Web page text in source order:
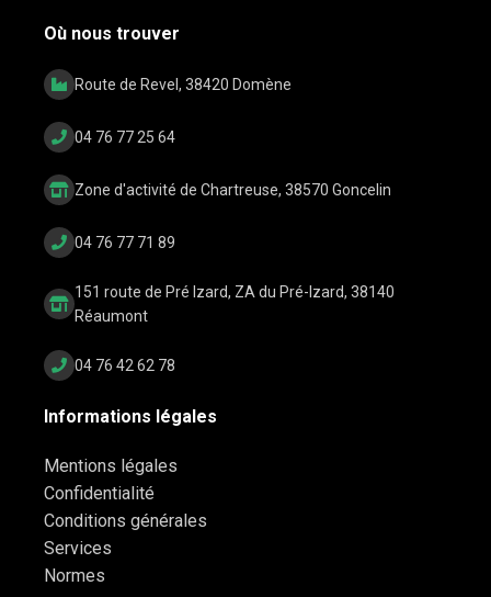
Où nous trouver
Route de Revel, 38420 Domène
04 76 77 25 64
Zone d'activité de Chartreuse, 38570 Goncelin
04 76 77 71 89
151 route de Pré Izard, ZA du Pré-Izard, 38140
Réaumont
04 76 42 62 78
Informations légales
Mentions légales
Confidentialité
Conditions générales
Services
Normes